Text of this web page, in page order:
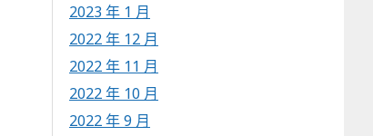
2023 年 1 月
2022 年 12 月
2022 年 11 月
2022 年 10 月
2022 年 9 月